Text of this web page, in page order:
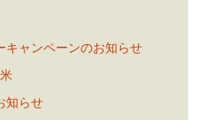
キャンペーンのお知らせ
知らせ